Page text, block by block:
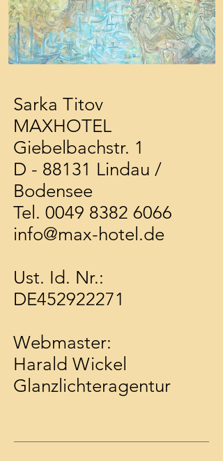
Sarka Titov
MAXHOTEL
Giebelbachstr. 1
D - 88131 Lindau /
Bodensee
Tel. 0049 8382 6066
info@max-hotel.de
Ust. Id. Nr.:
DE452922271
Webmaster:
Harald Wickel
Glanzlichteragentur